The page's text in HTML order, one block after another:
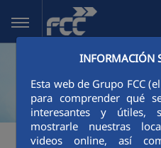
Saltar al contenido principal
INFORMACIÓN
Esta web de Grupo FCC
para comprender qué
interesantes y útiles,
mostrarle nuestras
videos online, así
FCC > Responsabilidad y